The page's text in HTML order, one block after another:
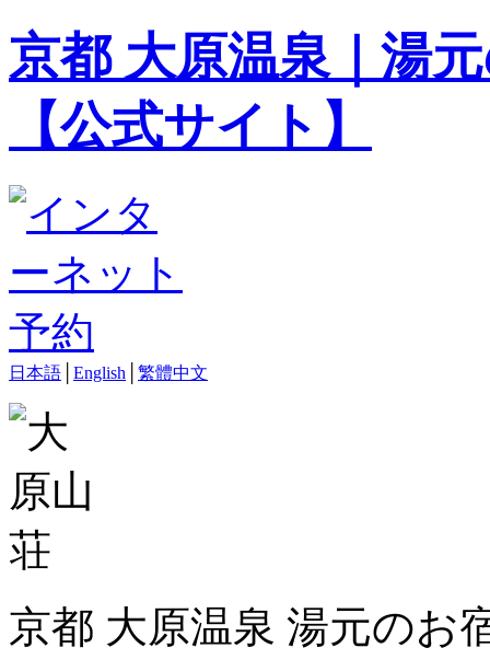
京都 大原温泉｜湯
【公式サイト】
日本語 English 繁體中文
京都 大原温泉 湯元の